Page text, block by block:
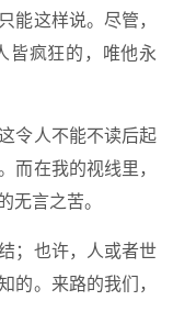
这样说。尽管，
皆疯狂的，唯他永
令人不能不读后起
而在我的视线里，
无言之苦。
；也许，人或者世
的。来路的我们，